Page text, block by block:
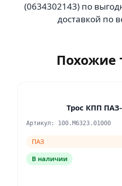
(0634302143) по
доставкой по
Похожие
Трос КПП
Артикул: 100.М6323.01000
ПАЗ
В наличии